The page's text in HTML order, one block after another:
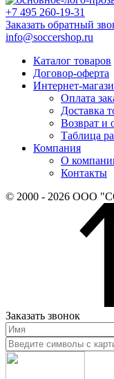
+7 495 260-19-31
Заказать обратный
info@soccershop.ru
Каталог товаров
Договор-оферта
Интернет-
Оплата
Доставка
Возврат и
Таблица
Компания
О
Контакты
© 2000 - 2026 ООО
Заказать звонок